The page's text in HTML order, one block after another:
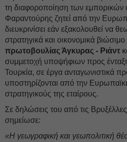
τη διαφοροποίηση των εμπορικών
Φαραντούρης ζητεί από την
διευκρινίσει εάν εξακολουθεί να
στρατηγικά και οικονομικά
πρωτοβουλίας Άγκυρας - Ριάντ
συμμετοχή υποψήφιων προς
Τουρκία, σε έργα ανταγωνιστικά
υποστηρίζονται από την
στρατηγικούς της εταίρους.
Σε δηλώσεις του από τις
σημείωσε:
«Η γεωγραφική και γεωπολιτική